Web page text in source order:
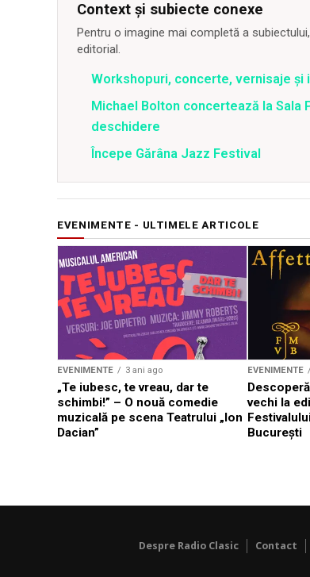
Context și subiecte conexe
Pentru o imagine mai completă a
editorial.
Workshopuri, concerte, vernisaje şi
Michael Bolton concertează la Sala
deschidere
Începe Gărâna Jazz Festival
EVENIMENTE - ULTIMELE ARTICOLE
EVENIMENTE 3 ani ago
„Te iubesc, te vreau, dar te
schimbi!” – O nouă comedie
muzicală pe scena Teatrului „Ion
Dacian”
EVENIMENTE
vechi la
București
Despre Radio Clasic Contact